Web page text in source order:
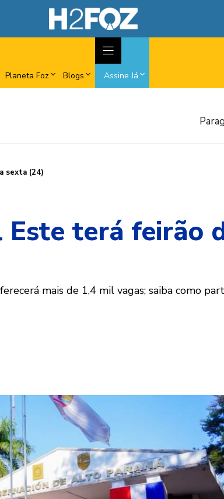
Planeta Foz Blogs Assine Já
sexta (24)
Este terá feirão
mais de 1,4 mil vagas; saiba como